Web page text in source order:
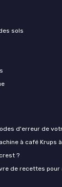
sols
d'erreur de
à café Krups à
?
de recettes pour